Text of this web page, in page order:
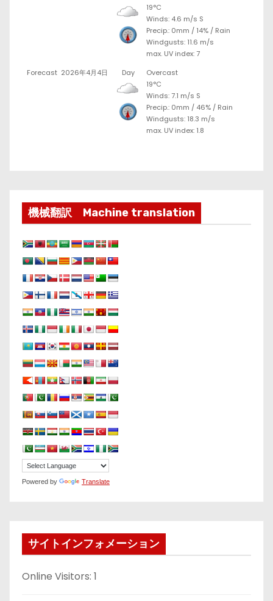
19°C
Winds: 4.6 m/s S
Precip.: 0mm / 14% / Rain
Windgusts: 11.6 m/s
max. UV index: 7
Forecast 2026年4月4日 Day
Overcast
19°C
Winds: 7.1 m/s S
Precip.: 0mm / 46% / Rain
Windgusts: 18.3 m/s
max. UV index: 1.8
機械翻訳 Machine translation
Powered by Translate
サイトインフォメーション
Online Visitors: 1